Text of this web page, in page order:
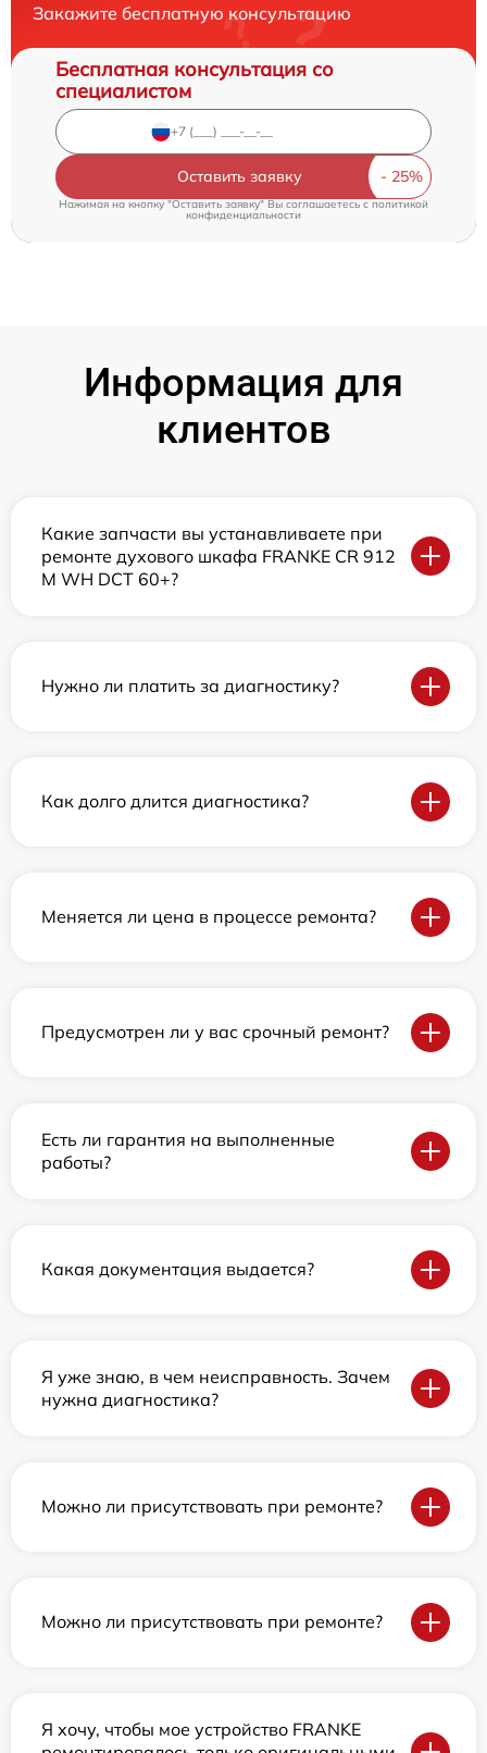
Закажите бесплатную консультацию
Бесплатная консультация со
специалистом
Оставить заявку
Нажимая на кнопку "Оставить заявку" Вы соглашаетесь cполитикой
конфиденциальности
Информация для
клиентов
Какие запчасти вы устанавливаете при
ремонте духового шкафа FRANKE CR 912
M WH DCT 60+?
Нужно ли платить за диагностику?
Как долго длится диагностика?
Меняется ли цена в процессе ремонта?
Предусмотрен ли у вас срочный ремонт?
Есть ли гарантия на выполненные
работы?
Какая документация выдается?
Я уже знаю, в чем неисправность. Зачем
нужна диагностика?
Можно ли присутствовать при ремонте?
Можно ли присутствовать при ремонте?
Я хочу, чтобы мое устройство FRANKE